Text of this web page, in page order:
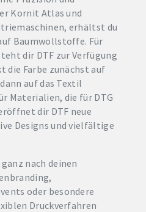
Kornit Atlas und
erhältst du
Baumwollstoffe. Für
dir DTF zur Verfügung
die Farbe zunächst auf
auf das Textil
Materialien, die für DTG
dir DTF neue
Designs und vielfältige
nach deinen
oder besondere
Druckverfahren